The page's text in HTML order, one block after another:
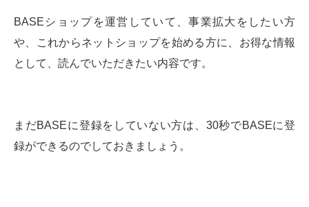
BASEショップを運営していて、事業拡大をしたい方
や、これからネットショップを始める方に、お得な情報
として、読んでいただきたい内容です。
まだBASEに登録をしていない方は、30秒でBASEに登
録ができるのでしておきましょう。